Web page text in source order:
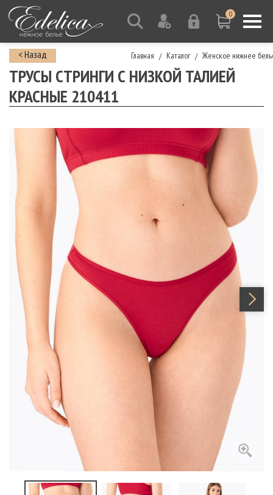
0
< Назад Главная / Каталог / Женское нижнее
ТРУСЫ СТРИНГИ С НИЗКОЙ ТАЛИЕЙ
КРАСНЫЕ 210411